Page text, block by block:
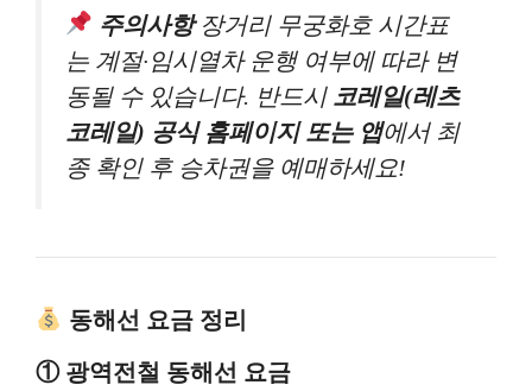
주의사항장거리 무궁화호 시간표
는 계절·임시열차 운행 여부에 따라 변
동될 수 있습니다. 반드시 코레일(레츠
코레일) 공식 홈페이지 또는 앱에서 최
종 확인 후 승차권을 예매하세요!
동해선 요금 정리
① 광역전철 동해선 요금